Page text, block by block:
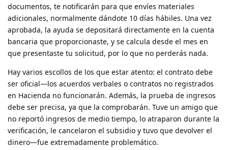
documentos, te notificarán para que envíes materiales
adicionales, normalmente dándote 10 días hábiles. Una vez
aprobada, la ayuda se depositará directamente en la cuenta
bancaria que proporcionaste, y se calcula desde el mes en
que presentaste tu solicitud, por lo que no perderás nada.
Hay varios escollos de los que estar atento: el contrato debe
ser oficial—los acuerdos verbales o contratos no registrados
en Hacienda no funcionarán. Además, la prueba de ingresos
debe ser precisa, ya que la comprobarán. Tuve un amigo que
no reportó ingresos de medio tiempo, lo atraparon durante la
verificación, le cancelaron el subsidio y tuvo que devolver el
dinero—fue extremadamente problemático.